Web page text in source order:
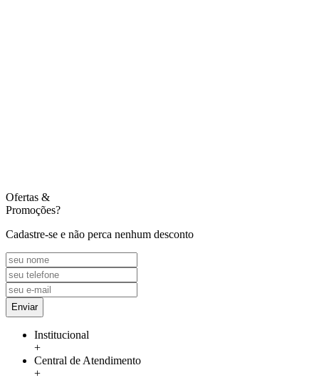
Ofertas &
Promoções?
Cadastre-se e não perca nenhum desconto
Enviar
Institucional
+
Central de Atendimento
+